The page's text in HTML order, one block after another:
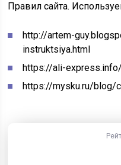
Правил сайта.
http://artem-
instruktsiya.html
https://ali-
https://mysku.ru/blog/